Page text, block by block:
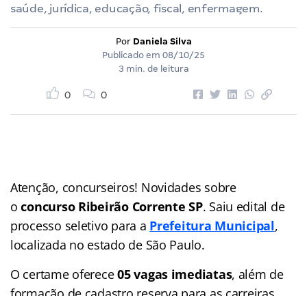
saúde, jurídica, educação, fiscal, enfermagem.
Por Daniela Silva
Publicado em 08/10/25
3 min. de leitura
0 0
Atenção, concurseiros! Novidades sobre
oconcurso Ribeirão Corrente SP. Saiu edital de
processo seletivo para a Prefeitura Municipal,
localizada no estado de São Paulo.
O certame oferece05 vagas imediatas, além de